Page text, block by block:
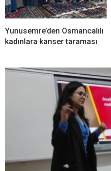
Yunusemre’den Osmancalılı
kadınlara kanser taraması